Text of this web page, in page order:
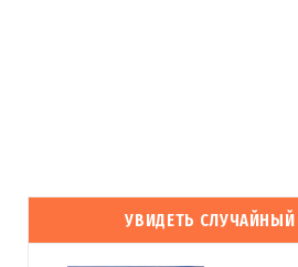
УВИДЕТЬ СЛУЧАЙНЫЙ